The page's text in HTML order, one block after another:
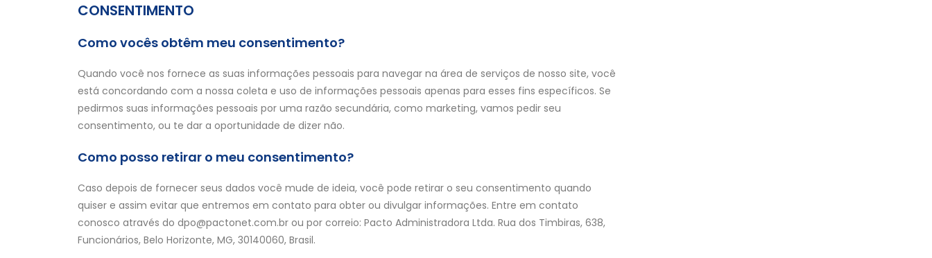
CONSENTIMENTO
Como vocês obtêm meu consentimento?
Quando você nos fornece as suas informações pessoais para navegar na área de serviços de nosso site, você
está concordando com a nossa coleta e uso de informações pessoais apenas para esses fins específicos. Se
pedirmos suas informações pessoais por uma razão secundária, como marketing, vamos pedir seu
consentimento, ou te dar a oportunidade de dizer não.
Como posso retirar o meu consentimento?
Caso depois de fornecer seus dados você mude de ideia, você pode retirar o seu consentimento quando
quiser e assim evitar que entremos em contato para obter ou divulgar informações. Entre em contato
conosco através do dpo@pactonet.com.br ou por correio: Pacto Administradora Ltda. Rua dos Timbiras, 638,
Funcionários, Belo Horizonte, MG, 30140060, Brasil.